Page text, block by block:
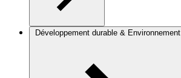
Développement durable & Environnement